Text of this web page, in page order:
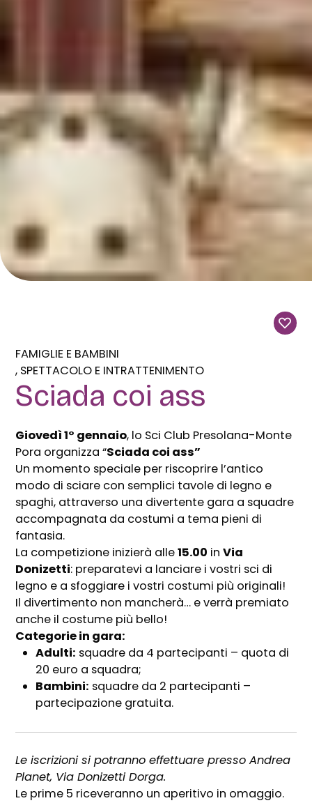
FAMIGLIE E BAMBINI
SPETTACOLO E INTRATTENIMENTO
Sciada coi ass
Giovedì 1° gennaio, lo Sci Club Presolana-Monte
Pora organizza “Sciada coi ass”
Un momento speciale per riscoprire l’antico
modo di sciare con semplici tavole di legno e
spaghi, attraverso una divertente gara a squadre
accompagnata da costumi a tema pieni di
fantasia.
La competizione inizierà alle15.00 inVia
Donizetti: preparatevi a lanciare i vostri sci di
legno e a sfoggiare i vostri costumi più originali!
Il divertimento non mancherà… e verrà premiato
anche il costume più bello!
Categorie in gara:
Adulti: squadre da 4 partecipanti – quota di
20 euro a squadra;
Bambini: squadre da 2 partecipanti –
partecipazione gratuita.
Le iscrizioni si potranno effettuare presso Andrea
Planet, Via Donizetti Dorga.
Le prime 5 riceveranno un aperitivo in omaggio.